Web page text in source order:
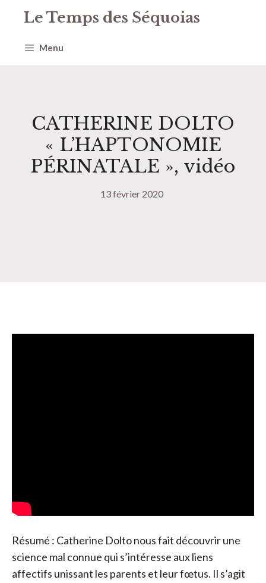
Le Temps des Séquoias
Menu
CATHERINE DOLTO
« L’HAPTONOMIE
PÉRINATALE », vidéo
13 février 2020
Résumé : Catherine Dolto nous fait découvrir une
science mal connue qui s’intéresse aux liens
affectifs unissant les parents et leur fœtus. Il s’agit